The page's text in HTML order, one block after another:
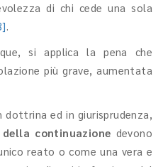
di chi cede una sola
.
si applica la pena che
più grave, aumentata
ed in giurisprudenza,
continuazione devono
reato o come una vera e